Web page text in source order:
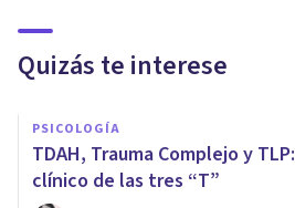
Quizás te interese
PSICOLOGÍA
TDAH, Trauma Complejo y
clínico de las tres “T”